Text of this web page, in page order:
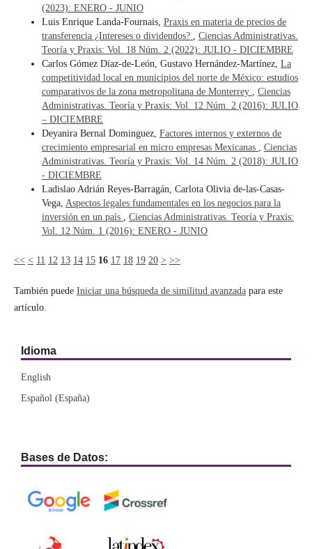
(2023): ENERO - JUNIO
Luis Enrique Landa-Fournais, Praxis en materia de precios de
transferencia ¿Intereses o dividendos?
Ciencias Administrativas.
Teoría y Praxis: Vol. 18 Núm. 2 (2022): JULIO - DICIEMBRE
Carlos Gómez Díaz-de-León, Gustavo Hernández-Martínez, La
competitividad local en municipios del norte de México: estudios
comparativos de la zona metropolitana de Monterrey
Ciencias
Administrativas. Teoría y Praxis: Vol. 12 Núm. 2 (2016): JULIO
– DICIEMBRE
Deyanira Bernal Dominguez, Factores internos y externos de
crecimiento empresarial en micro empresas Mexicanas
Ciencias
Administrativas. Teoría y Praxis: Vol. 14 Núm. 2 (2018): JULIO
- DICIEMBRE
Ladislao Adrián Reyes-Barragán, Carlota Olivia de-las-Casas-
Vega, Aspectos legales fundamentales en los negocios para la
inversión en un país
Ciencias Administrativas. Teoría y Praxis:
Vol. 12 Núm. 1 (2016): ENERO - JUNIO
<< < 11 12 13 14 15 16 17 18 19 20 > >>
También puede Iniciar una búsqueda de similitud avanzadapara este
artículo.
Idioma
English
Español (España)
Bases de Datos: